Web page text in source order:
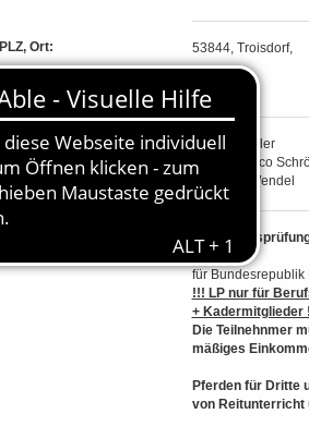
PLZ, Ort: 53844, Troisdorf,
Längengrad, Breitengrad -, -
Richter:
Ulrike Böckler
Sylvia Franco
Christian Wendel
I.
für Bundesrepublik
!!! LP nur für
+ Kadermitglieder
Die Teilnehnmer
mäßiges
Pferden für Dritte
von Reitunterricht